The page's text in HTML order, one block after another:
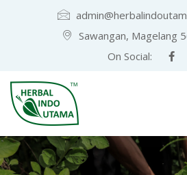
Sawangan, Magelang
On Social: